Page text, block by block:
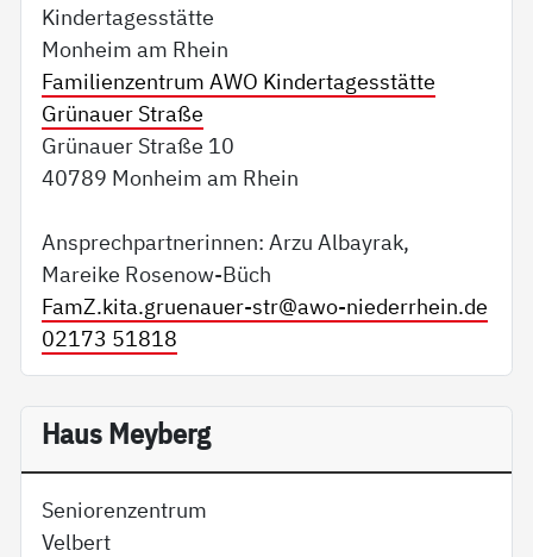
Kindertagesstätte
Monheim am Rhein
Familienzentrum AWO Kindertagesstätte
Grünauer Straße
Grünauer Straße 10
40789 Monheim am Rhein
Ansprechpartnerinnen: Arzu Albayrak,
Mareike Rosenow-Büch
FamZ.kita.gruenauer-str@awo-niederrhein.de
02173 51818
Haus Meyberg
Seniorenzentrum
Velbert